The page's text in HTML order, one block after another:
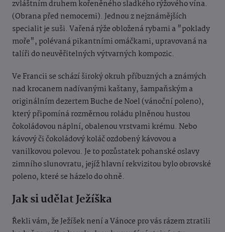
zvláštním druhem kořeněného sladkého rýžového vína.
(Obrana před nemocemi). Jednou z nejznámějších
specialit je suši. Vařená rýže obložená rybami a "poklady
moře", polévaná pikantními omáčkami, upravovaná na
talíři do neuvěřitelných výtvarných kompozic.
Ve Francii se schází široký okruh příbuzných a známých
nad krocanem nadívanými kaštany, šampaňským a
originálním dezertem Buche de Noel (vánoční poleno),
který připomíná rozměrnou roládu plněnou hustou
čokoládovou náplní, obalenou vrstvami krému. Nebo
kávový či čokoládový koláč ozdobený kávovou a
vanilkovou polevou. Je to pozůstatek pohanské oslavy
zimního slunovratu, jejíž hlavní rekvizitou bylo obrovské
poleno, které se házelo do ohně.
Jak si udělat Ježíška
Řekli vám, že Ježíšek není a Vánoce pro vás rázem ztratili